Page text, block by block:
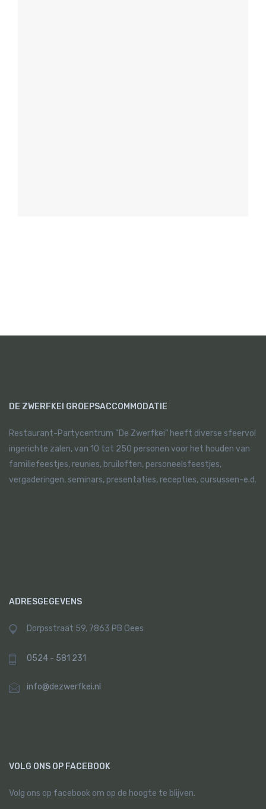
DE ZWERFKEI GROEPSACCOMMODATIE
Restaurant-Partycentrum “De Zwerfkei” heeft diverse sfeervol
ingerichte zalen, van 10 tot 250 personen voor het houden van
familiefeestjes, reunies, bruiloften, personeelsfeestjes,
vergaderingen, seminars, presentaties, recepties, cursussen-e.d.
ADRESGEGEVENS
Dorpsstraat 59, 7863 PB Gees
0524 - 581 231
info@dezwerfkei.nl
VOLG ONS OP FACEBOOK
Volg ons op facebook om op de hoogte te blijven.